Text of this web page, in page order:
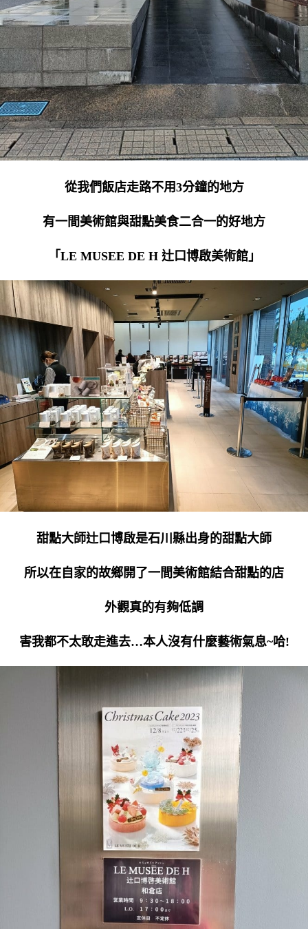
從我們飯店走路不用3分鐘的地方
有一間美術館與甜點美食二合一的好地方
「LE MUSEE DE H 辻口博啟美術館」
甜點大師辻口博啟是石川縣出身的甜點大師
所以在自家的故鄉開了一間美術館結合甜點的店
外觀真的有夠低調
害我都不太敢走進去…本人沒有什麼藝術氣息~哈!